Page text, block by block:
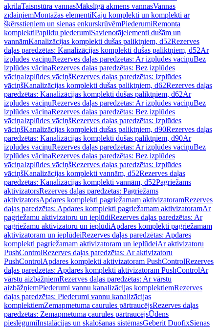
akrilaTaisnstūra vannasMākslīgā akmens vannasVannas
zīdaiņiemMontāžas elementiKāju komplekti un komplekti ar
šķērsstieņiem un sienas enkurskrūvēmPiederumiRemonta
komplektiPapildu piederumiSavienotājelementi dušām un
vannāmKanalizācijas komplekti dušas paliktņiem, d52Rezerves
daļas paredzētas: Kanalizācijas komplekti dušas paliktņiem, d52Ar
izplūdes vāciņuRezerves daļas paredzētas: Ar izplūdes vāciņuBez
izplūdes vāciņaRezerves daļas paredzētas: Bez izplūdes
vāciņaIzplūdes vāciņšRezerves daļas paredzētas: Izplūdes
vāciņšKanalizācijas komplekti dušas paliktņiem, d62Rezerves daļas
paredzētas: Kanalizācijas komplekti dušas paliktņiem, d62Ar
izplūdes vāciņuRezerves daļas paredzētas: Ar izplūdes vāciņuBez
izplūdes vāciņaRezerves daļas paredzētas: Bez izplūdes
vāciņaIzplūdes vāciņšRezerves daļas paredzētas: Izplūdes
vāciņšKanalizācijas komplekti dušas paliktņiem, d90Rezerves daļas
paredzētas: Kanalizācijas komplekti dušas paliktņiem, d90Ar
izplūdes vāciņuRezerves daļas paredzētas: Ar izplūdes vāciņuBez
izplūdes vāciņaRezerves daļas paredzētas: Bez izplūdes
vāciņaIzplūdes vāciņšRezerves daļas paredzētas: Izplūdes
vāciņšKanalizācijas komplekti vannām, d52Rezerves daļas
paredzētas: Kanalizācijas komplekti vannām, d52Pagriežams
aktivizatorsRezerves daļas paredzētas: Pagriežams
aktivizatorsApdares komplekti pagriežamam aktivizatoramRezerves
daļas paredzētas: Apdares komplekti pagriežamam aktivizatoramAr
pagriežamu aktivizatoru un ieplūdiRezerves daļas paredzētas: Ar
pagriežamu aktivizatoru un ieplūdiApdares komplekti pagriežamam
aktivizatoram un ieplūdeiRezerves daļas paredzētas: Apdares
komplekti pagriežamam aktivizatoram un ieplūdeiAr aktivizatoru
PushControlRezerves daļas paredzētas: Ar aktivizatoru
PushControlApdares komplekti aktivizatoram PushControlRezerves
daļas paredzētas: Apdares komplekti aktivizatoram PushControlAr
vārstu aizbāžņiemRezerves daļas paredzētas: Ar vārstu
aizbāžņiemPiederumi vannu kanalizācijas komplektiemRezerves
daļas paredzētas: Piederumi vannu kanalizācijas
komplektiemZemapmetuma caurules pārtraucējsRezerves daļas
paredzētas: Zemapmetuma caurules pārtraucējsŪdens
pieslēgumiInstalācijas un skalošanas sistēmasGeberit DuofixSienas